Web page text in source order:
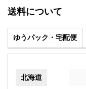
送料について
ゆうパック・宅配便
北海道